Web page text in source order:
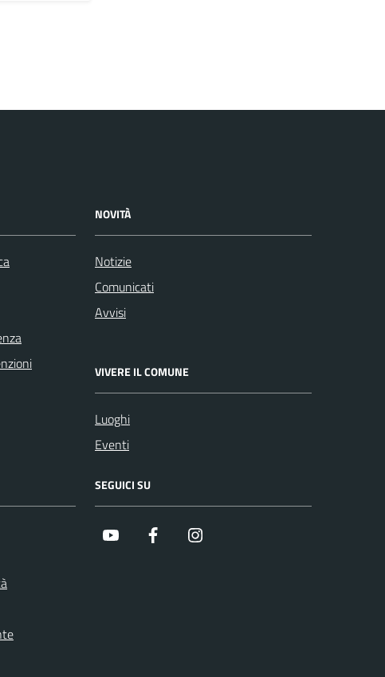
NOVITÀ
Notizie
Comunicati
Avvisi
VIVERE IL COMUNE
Luoghi
Eventi
SEGUICI SU
Youtube Facebook